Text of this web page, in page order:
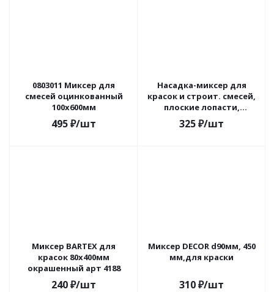
0803011 Миксер для
смесей оцинкованный
100х600мм
495₽/шт
Насадка-миксер для
красок и строит. смесей,
плоские лопасти,
d100х500х8 мм, оцинк.
Bartex 161016
325₽/шт
Миксер BARTEX для
красок 80х400мм
окрашенный арт 4188
240₽/шт
Миксер DECOR d90мм, 450
мм,для краски
310₽/шт